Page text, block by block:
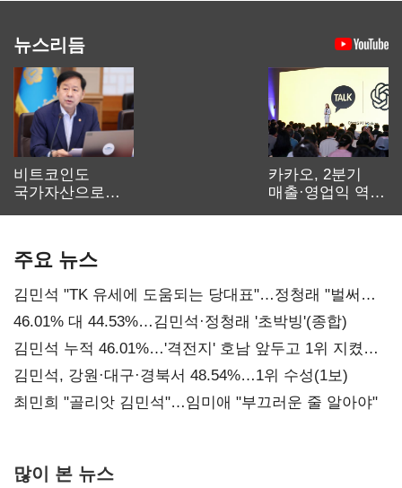
뉴스리듬
비트코인도
국가자산으로…'
카카오, 2분기
매출·영업익 역대
주요 뉴스
김민석 "TK 유세에 도움되는 당대표"…정청래 "벌써
대표된 양 당직 배분"
46.01% 대 44.53%…김민석·정청래 '초박빙'(종합)
김민석 누적 46.01%…'격전지' 호남 앞두고 1위 지켰다
(2보)
김민석, 강원·대구·경북서 48.54%…1위 수성(1보)
최민희 "골리앗 김민석"…임미애 "부끄러운 줄 알아야"
많이 본 뉴스